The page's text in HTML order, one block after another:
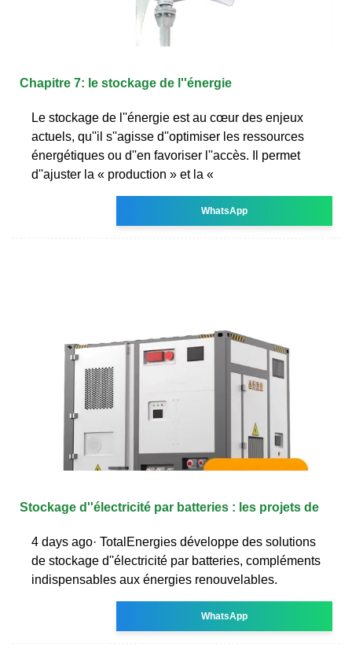
Chapitre 7: le stockage de l''énergie
Le stockage de l''énergie est au cœur des enjeux
actuels, qu''il s''agisse d''optimiser les ressources
énergétiques ou d''en favoriser l''accès. Il permet
d''ajuster la « production » et la «
WhatsApp
Stockage d''électricité par batteries : les projets de
4 days ago· TotalEnergies développe des solutions
de stockage d''électricité par batteries, compléments
indispensables aux énergies renouvelables.
WhatsApp